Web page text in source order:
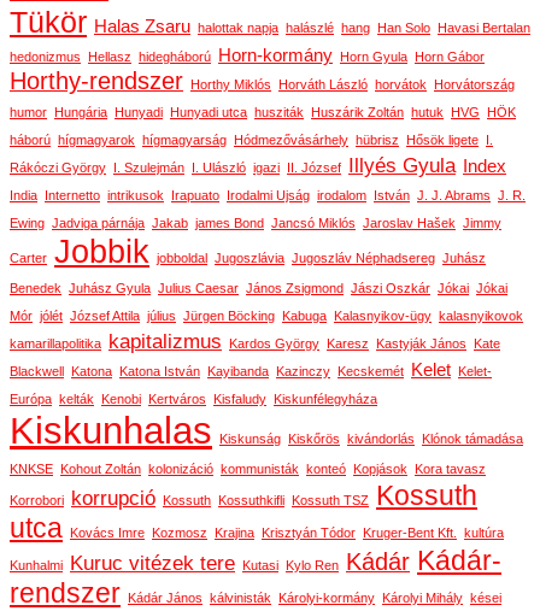
Tükör Halas Zsaru halottak napja halászlé hang Han Solo Havasi Bertalan
hedonizmus Hellasz hidegháború Horn-kormány Horn Gyula Horn Gábor
Horthy-rendszer Horthy Miklós Horváth László horvátok Horvátország
humor Hungária Hunyadi Hunyadi utca husziták Huszárik Zoltán hutuk HVG HÖK
háború hígmagyarok hígmagyarság Hódmezővásárhely hübrisz Hősök ligete I.
Rákóczi György I. Szulejmán I. Ulászló igazi II. József Illyés Gyula Index
India Internetto intrikusok Irapuato Irodalmi Ujság irodalom István J. J. Abrams J. R.
Ewing Jadviga párnája Jakab james Bond Jancsó Miklós Jaroslav Hašek Jimmy
Carter Jobbik jobboldal Jugoszlávia Jugoszláv Néphadsereg Juhász
Benedek Juhász Gyula Julius Caesar János Zsigmond Jászi Oszkár Jókai Jókai
Mór jólét József Attila július Jürgen Böcking Kabuga Kalasnyikov-ügy kalasnyikovok
kamarillapolitika kapitalizmus Kardos György Karesz Kastyják János Kate
Blackwell Katona Katona István Kayibanda Kazinczy Kecskemét Kelet Kelet-
Európa kelták Kenobi Kertváros Kisfaludy Kiskunfélegyháza
Kiskunhalas Kiskunság Kiskőrös kivándorlás Klónok támadása
KNKSE Kohout Zoltán kolonizáció kommunisták konteó Kopjások Kora tavasz
Korrobori korrupció Kossuth Kossuthkifli Kossuth TSZ Kossuth
utca Kovács Imre Kozmosz Krajina Krisztyán Tódor Kruger-Bent Kft. kultúra
Kunhalmi Kuruc vitézek tere Kutasi Kylo Ren Kádár Kádár-
rendszer Kádár János kálvinisták Károlyi-kormány Károlyi Mihály kései